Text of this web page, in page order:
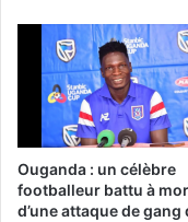
Ouganda : un célèbre
footballeur battu à
d’une attaque de gang